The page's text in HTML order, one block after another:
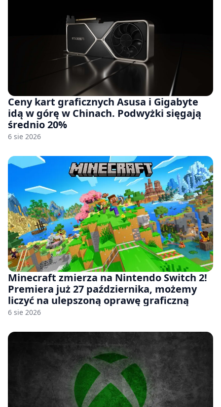
Ceny kart graficznych Asusa i Gigabyte
idą w górę w Chinach. Podwyżki sięgają
średnio 20%
6 sie 2026
Minecraft zmierza na Nintendo Switch 2!
Premiera już 27 października, możemy
liczyć na ulepszoną oprawę graficzną
6 sie 2026